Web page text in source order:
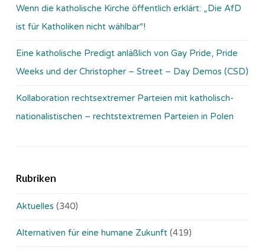
Wenn die katholische Kirche öffentlich erklärt: „Die AfD
ist für Katholiken nicht wählbar“!
Eine katholische Predigt anläßlich von Gay Pride, Pride
Weeks und der Christopher – Street – Day Demos (CSD)
Kollaboration rechtsextremer Parteien mit katholisch-
nationalistischen – rechtstextremen Parteien in Polen
Rubriken
Aktuelles (340)
Alternativen für eine humane Zukunft (419)